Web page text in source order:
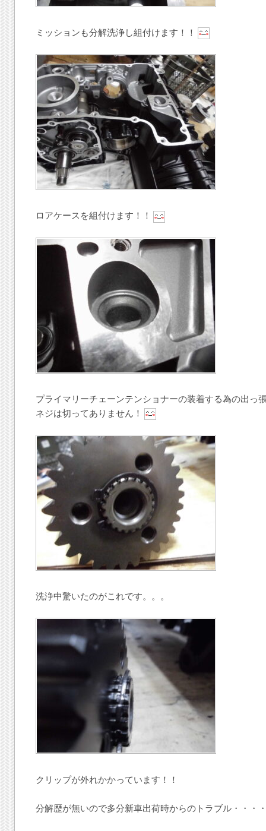
ミッションも分解洗浄し組付けます！！
ロアケースを組付けます！！
プライマリーチェーンテンショナーの装着する為の出っ
ネジは切ってありません！
洗浄中驚いたのがこれです。。。
クリップが外れかかっています！！
分解歴が無いので多分新車出荷時からのトラブル・・・